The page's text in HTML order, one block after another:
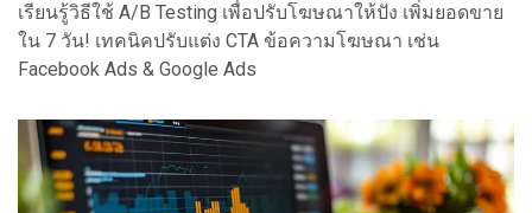
เรียนรู้วิธีใช้ A/B Testing เพื่อปรับโฆษณาให้ปัง เพิ่มยอดขาย
ใน 7 วัน! เทคนิคปรับแต่ง CTA ข้อความโฆษณา เช่น
Facebook Ads & Google Ads